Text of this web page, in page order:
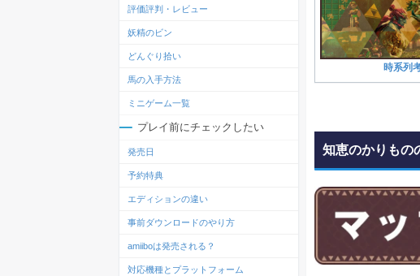
時系列
知恵のかりもの
評価評判・レビュー
妖精のビン
どんぐり拾い
馬の入手方法
ミニゲーム一覧
プレイ前にチェックしたい
発売日
予約特典
エディションの違い
事前ダウンロードのやり方
amiiboは発売される？
対応機種とプラットフォーム